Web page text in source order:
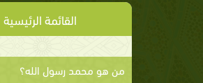
القائمة الرئيسية
من هو محمد رسول الله؟